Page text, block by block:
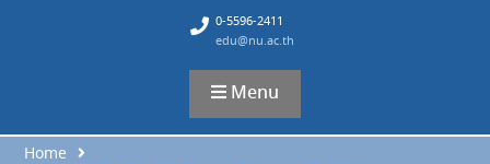
0-5596-2411
edu@nu.ac.th
Menu
Home